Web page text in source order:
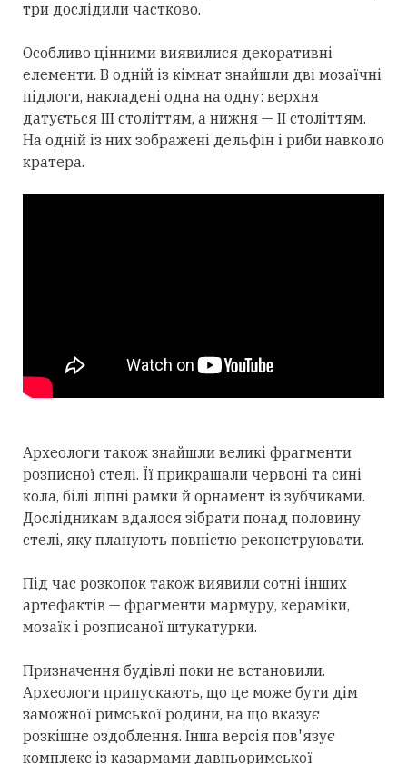
три дослідили частково.
Особливо цінними виявилися декоративні
елементи. В одній із кімнат знайшли дві мозаїчні
підлоги, накладені одна на одну: верхня
датується III століттям, а нижня — II століттям.
На одній із них зображені дельфін і риби навколо
кратера.
Археологи також знайшли великі фрагменти
розписної стелі. Її прикрашали червоні та сині
кола, білі ліпні рамки й орнамент із зубчиками.
Дослідникам вдалося зібрати понад половину
стелі, яку планують повністю реконструювати.
Під час розкопок також виявили сотні інших
артефактів — фрагменти мармуру, кераміки,
мозаїк і розписаної штукатурки.
Призначення будівлі поки не встановили.
Археологи припускають, що це може бути дім
заможної римської родини, на що вказує
розкішне оздоблення. Інша версія пов'язує
комплекс із казармами давньоримської